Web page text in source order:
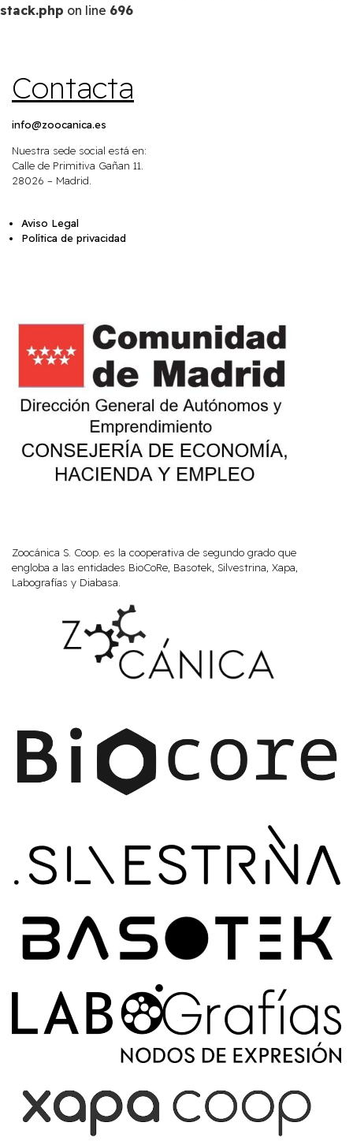
stack.php on line 696
Contacta
info@zoocanica.es
Nuestra sede social está en:
Calle de Primitiva Gañan 11.
28026 – Madrid.
Aviso Legal
Política de privacidad
Zoocánica S. Coop. es la cooperativa de segundo grado que
engloba a las entidades BioCoRe, Basotek, Silvestrina, Xapa,
Labografías y Diabasa.